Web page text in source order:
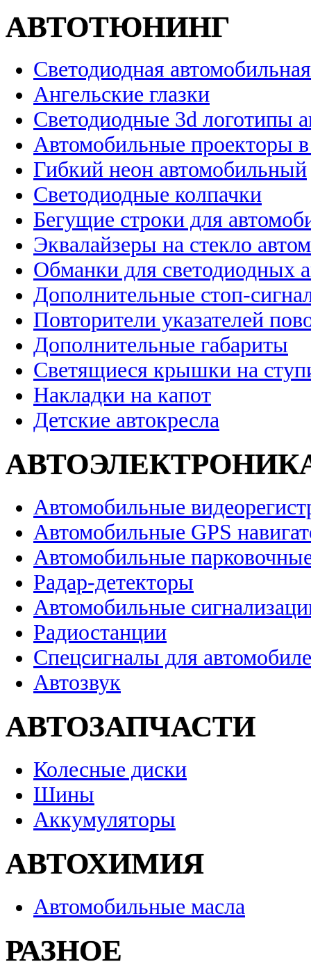
АВТОТЮНИНГ
Светодиодная
Ангельские глазки
Светодиодные 3d логотипы
Автомобильные проекторы
Гибкий неон автомобильный
Светодиодные колпачки
Бегущие строки для
Эквалайзеры на стекло
Обманки для светодиодных
Дополнительные стоп-
Повторители указателей
Дополнительные габариты
Светящиеся крышки на
Накладки на капот
Детские автокресла
Автомобильные
Автомобильные GPS
Автомобильные
Радар-детекторы
Автомобильные
Радиостанции
Спецсигналы для
Автозвук
АВТОЗАПЧАСТИ
Колесные диски
Шины
Аккумуляторы
АВТОХИМИЯ
Автомобильные масла
РАЗНОЕ